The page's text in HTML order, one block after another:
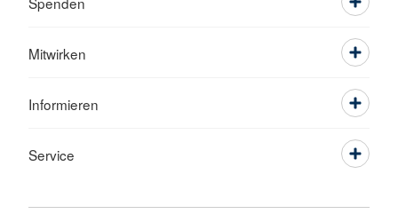
Mitwirken
Informieren
Service